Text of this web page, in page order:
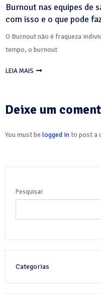
Burnout nas equipes de
com isso e o que pode
O Burnout não é fraqueza
tempo, o burnout
LEIA MAIS
Deixe um
You must be logged into post a
Pesquisar
Categorias